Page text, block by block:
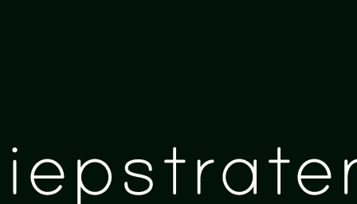
deze wandeltocht door het Diessens Broek,